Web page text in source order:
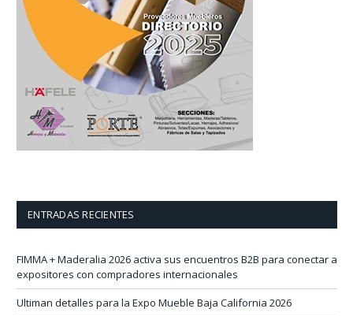
ENTRADAS RECIENTES
FIMMA + Maderalia 2026 activa sus encuentros B2B para conectar a
expositores con compradores internacionales
Ultiman detalles para la Expo Mueble Baja California 2026